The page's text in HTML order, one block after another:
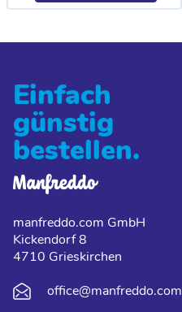
Einfach
günstig
bestellen.
manfreddo.com GmbH
Kickendorf 8
4710 Grieskirchen
office@manfreddo.com